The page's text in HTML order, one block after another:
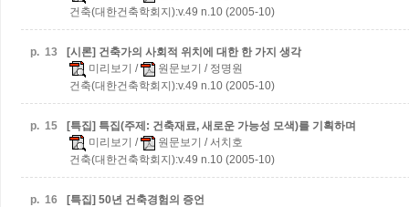
건축(대한건축학회지):v.49 n.10 (2005-10)
p. 13
[시론] 건축가의 사회적 위치에 대한 한 가지 생각
미리보기 / 원문보기 / 정명원
건축(대한건축학회지):v.49 n.10 (2005-10)
p. 15
[특집] 특집(주제: 건축재료, 새로운 가능성 모색)를 기획하며
미리보기 / 원문보기 / 서치호
건축(대한건축학회지):v.49 n.10 (2005-10)
p. 16
[특집] 50년 건축경험의 증언